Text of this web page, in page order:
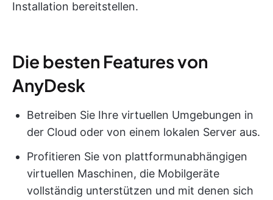
Installation bereitstellen.
Die besten Features von
AnyDesk
Betreiben Sie Ihre virtuellen Umgebungen in
der Cloud oder von einem lokalen Server aus.
Profitieren Sie von plattformunabhängigen
virtuellen Maschinen, die Mobilgeräte
vollständig unterstützen und mit denen sich